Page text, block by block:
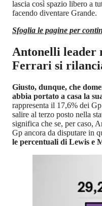
lascia così spazio libero a
facendo diventare Grande.
Sfoglia le pagine per
Antonelli leader
Ferrari si
Giusto, dunque, che
abbia portato a casa la
rappresenta il 17,6% dei
salire al terzo posto nella
significa che se, per caso,
Gp ancora da disputare in
le percentuali di Lewis e